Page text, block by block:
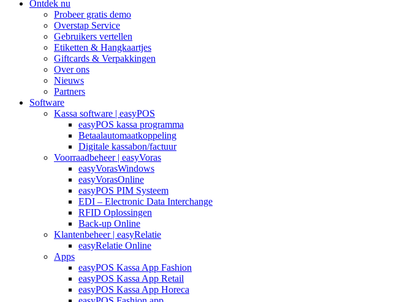
Ontdek nu
Probeer gratis demo
Overstap Service
Gebruikers vertellen
Etiketten & Hangkaartjes
Giftcards & Verpakkingen
Over ons
Nieuws
Partners
Software
Kassa software | easyPOS
easyPOS kassa programma
Betaalautomaatkoppeling
Digitale kassabon/factuur
Voorraadbeheer | easyVoras
easyVorasWindows
easyVorasOnline
easyPOS PIM Systeem
EDI – Electronic Data Interchange
RFID Oplossingen
Back-up Online
Klantenbeheer | easyRelatie
easyRelatie Online
Apps
easyPOS Kassa App Fashion
easyPOS Kassa App Retail
easyPOS Kassa App Horeca